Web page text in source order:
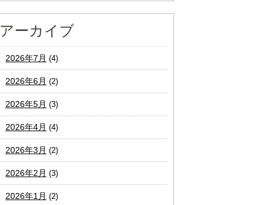
アーカイブ
2026年7月 (4)
2026年6月 (2)
2026年5月 (3)
2026年4月 (4)
2026年3月 (2)
2026年2月 (3)
2026年1月 (2)